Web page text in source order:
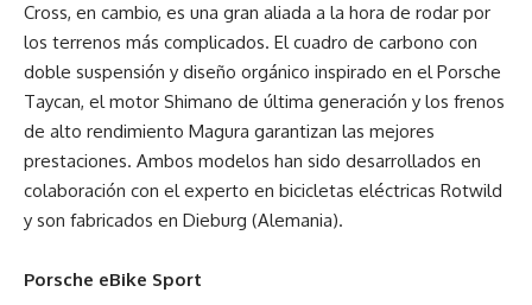
Cross, en cambio, es una gran aliada a la hora de rodar por
los terrenos más complicados. El cuadro de carbono con
doble suspensión y diseño orgánico inspirado en el Porsche
Taycan, el motor Shimano de última generación y los frenos
de alto rendimiento Magura garantizan las mejores
prestaciones. Ambos modelos han sido desarrollados en
colaboración con el experto en bicicletas eléctricas Rotwild
y son fabricados en Dieburg (Alemania).
Porsche eBike Sport